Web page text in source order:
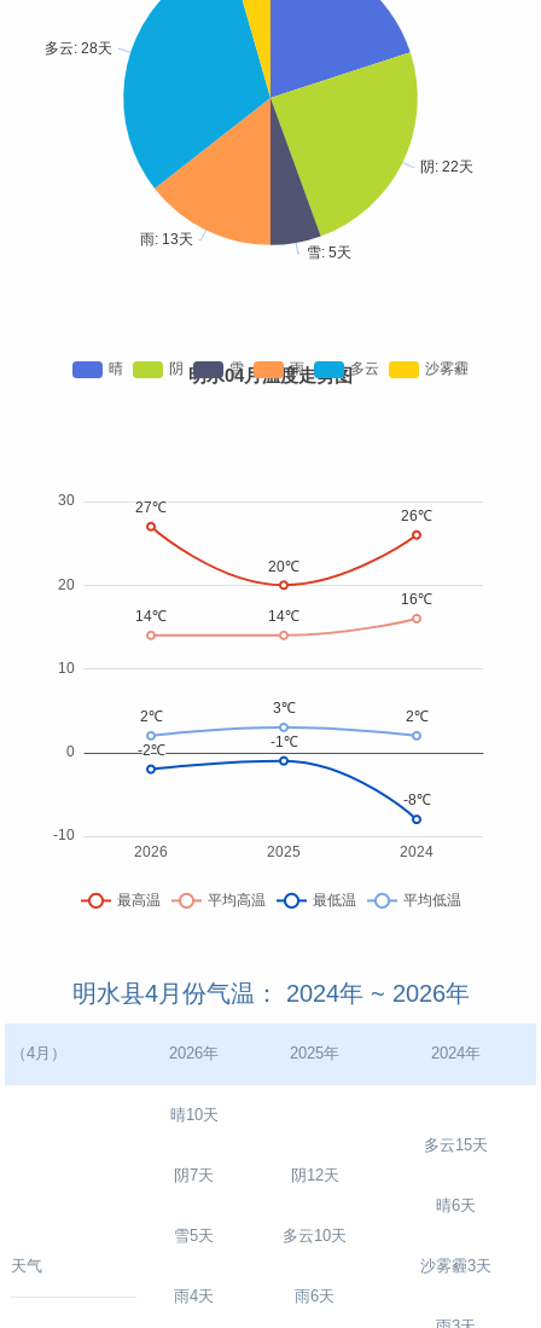
明水04月温度走势图
明水县4月份气温： 2024年 ~ 2026年
（4月） 2026年 2025年 2024年
天气
晴10天
阴7天
雪5天
雨4天
阴12天
多云10天
雨6天
多云15天
晴6天
沙雾霾3天